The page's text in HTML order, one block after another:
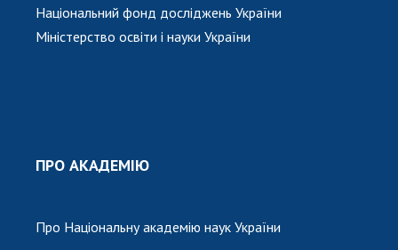
Національний фонд досліджень України
Міністерство освіти і науки України
ПРО АКАДЕМІЮ
Про Національну академію наук України